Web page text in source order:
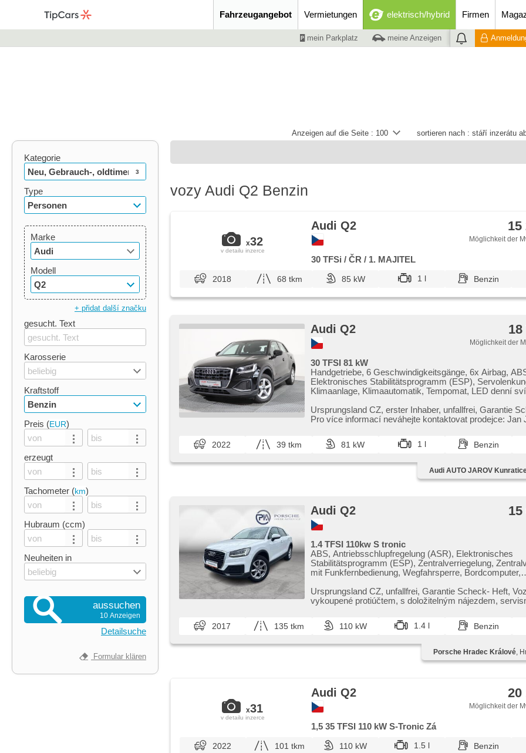
Fahrzeugangebot Vermietungen elektrisch/hybrid Firmen
mein Parkplatz meine Anzeigen
sortieren nach : stáří inzerátu
Anzeigen auf die Seite : 100
Kategorie
Neu, Gebrauch-, oldtimer
3
Type
Personen
Marke
Audi
Modell
Q2
+ přidat další značku
gesucht. Text
Karosserie
beliebig
Kraftstoff
Benzin
Preis (EUR)
erzeugt
Tachometer (km)
Hubraum (ccm)
Neuheiten in
beliebig
aussuchen
10 Anzeigen
Detailsuche
Formular klären
vozy Audi Q2 Benzin
x32
v detailu inzerce
Audi Q2 15
Möglichkeit der
30 TFSi / ČR / 1. MAJITEL
2018 68 tkm 85 kW 1 l Benzin
Audi Q2 18
Möglichkeit der
30 TFSI 81 kW
Handgetriebe, 6 Geschwindigkeitsgänge, 6x Airbag,
Elektronisches Stabilitätsprogramm (ESP),
Klimaanlage, Klimaautomatik, Tempomat, LED denní
palubního počítače, elektronická ruční brzda, parkovací
přední, parkovací senzory zadní, Fahrkamera,
Beifahrerairbagdeaktivierung, hands free, Bluetooth, El.
Kofferraums, El. Seitenscheiben, El. Spiegel,
höheneinstellbare Sitze, Positionssitze,
Bremsbelages, Vorderlichter LED, Start-Stop System,
Autoradio, Außenthermometer, beheizte Spiegel,
pohon, Längssitzvorschub, Ausziehbare Kopflehnen,
Ursprungsland CZ,​ erster Inhaber,​ unfallfrei,​ Garantie
Pro více informací neváhejte kontaktovat prodejce: Jan
2022 39 tkm 81 kW 1 l Benzin
Audi AUTO JAROV
Audi Q2 15
1.4 TFSI 110kw S tronic
ABS, Antriebsschlupfregelung (ASR), Elektronisches
Stabilitätsprogramm (ESP), Zentralverriegelung,
mit Funkfernbedienung, Wegfahrsperre, Bordcomputer,
Spiegel, Alufelgen, beheizte Sitze, Tempomat,
Servolenkung, Getönte Scheiben, hands free,
Assistent, autom. Sperrdiferential, Heckscheibenwischer,
Außenthermometer, Teilbare Rücksitzbank,
Adaptive Geschwindigkeitsregelung, asistent rozjezdu
(HSA), Bluetooth, El. Deckel des Kofferraums, El.
Lenkrad einstellbar, Dachträger, parkovací senzory
Bremsbelages, LED denní svícení, plnohodnotné
zatmavená zadní skla
Ursprungsland CZ,​ unfallfrei,​ Garantie Scheck​- Heft,​
vykoupené protiúčtem,​ s doložitelným nájezdem,​
2017 135 tkm 110 kW 1.4 l Benzin
Porsche Hradec Králové,
x31
v detailu inzerce
Audi Q2 20
Möglichkeit der
1,5 35 TFSI 110 kW S-Tronic Zá
2022 101 tkm 110 kW 1.5 l Benzin